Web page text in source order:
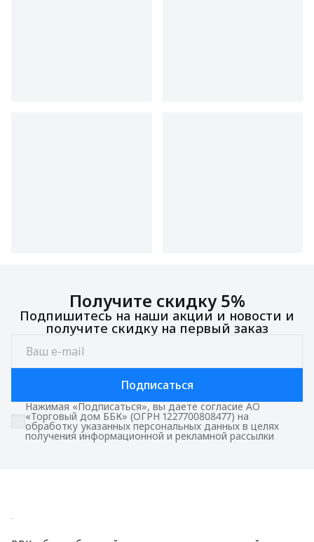
Получите скидку 5%
Подпишитесь на наши акции и новости и
получите скидку на первый заказ
Подписаться
Нажимая «Подписаться», вы даете согласие АО
«Торговый дом ББК» (ОГРН 1227700808477) на
обработку указанных персональных данных в целях
получения информационной и рекламной рассылки